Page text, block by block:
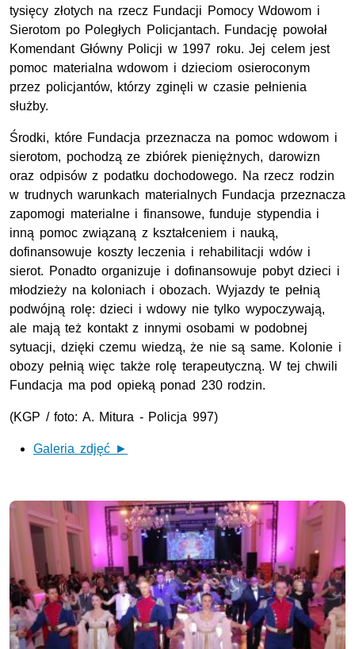
tysięcy złotych na rzecz Fundacji Pomocy Wdowom i
Sierotom po Poległych Policjantach. Fundację powołał
Komendant Główny Policji w 1997 roku. Jej celem jest
pomoc materialna wdowom i dzieciom osieroconym
przez policjantów, którzy zginęli w czasie pełnienia
służby.
Środki, które Fundacja przeznacza na pomoc wdowom i
sierotom, pochodzą ze zbiórek pieniężnych, darowizn
oraz odpisów z podatku dochodowego. Na rzecz rodzin
w trudnych warunkach materialnych Fundacja przeznacza
zapomogi materialne i finansowe, funduje stypendia i
inną pomoc związaną z kształceniem i nauką,
dofinansowuje koszty leczenia i rehabilitacji wdów i
sierot. Ponadto organizuje i dofinansowuje pobyt dzieci i
młodzieży na koloniach i obozach. Wyjazdy te pełnią
podwójną rolę: dzieci i wdowy nie tylko wypoczywają,
ale mają też kontakt z innymi osobami w podobnej
sytuacji, dzięki czemu wiedzą, że nie są same. Kolonie i
obozy pełnią więc także rolę terapeutyczną. W tej chwili
Fundacja ma pod opieką ponad 230 rodzin.
(KGP / foto: A. Mitura - Policja 997)
Galeria zdjęć ►